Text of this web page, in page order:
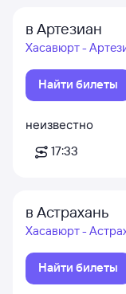
в Артезиан
Хасавюрт -
Найти билеты
неизвестно
17:33
в Астрахань
Хасавюрт -
Найти билеты